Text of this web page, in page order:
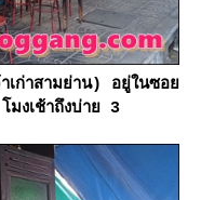
เก่าสามย่าน) อยู่ในซอ
งเช้าถึงบ่าย 3